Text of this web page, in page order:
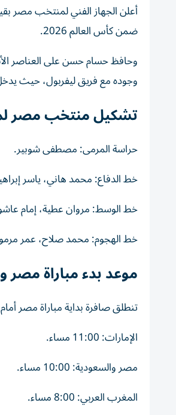
أعلن الجهاز الفني لمنتخب مصر
ضمن كأس العالم 2026.
وحافظ حسام حسن على العناصر
وجوده مع فريق ليفربول، حيث
تشكيل منتخب مصر
حراسة المرمى: مصطفى شوبير.
خط الدفاع: محمد هاني، ياسر
خط الوسط: مروان عطية، إمام
خط الهجوم: محمد صلاح، عمر
موعد بدء مباراة مصر
تنطلق صافرة بداية مباراة مصر أمام بلجيكا في
الإمارات: 11:00 مساء.
مصر والسعودية: 10:00 مساء.
المغرب العربي: 8:00 مساء.